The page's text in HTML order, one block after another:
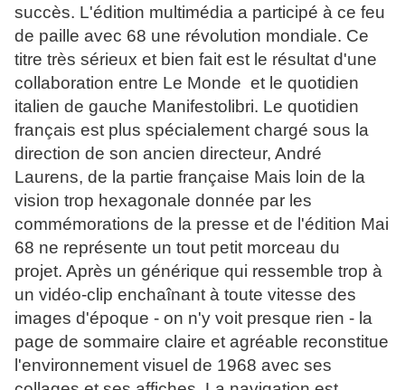
succès. L'édition multimédia a participé à ce feu
de paille avec 68 une révolution mondiale. Ce
titre très sérieux et bien fait est le résultat d'une
collaboration entre Le Monde et le quotidien
italien de gauche Manifestolibri. Le quotidien
français est plus spécialement chargé sous la
direction de son ancien directeur, André
Laurens, de la partie française Mais loin de la
vision trop hexagonale donnée par les
commémorations de la presse et de l'édition Mai
68 ne représente un tout petit morceau du
projet. Après un générique qui ressemble trop à
un vidéo-clip enchaînant à toute vitesse des
images d'époque - on n'y voit presque rien - la
page de sommaire claire et agréable reconstitue
l'environnement visuel de 1968 avec ses